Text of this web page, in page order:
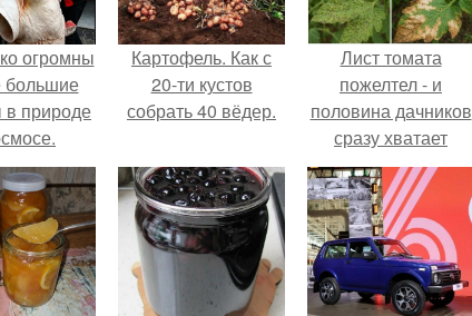
огромны
в природе
Картофель. Как с
20-ти кустов
собрать 40 вёдер.
Лист томата
пожелтел - и
половина дачников
сразу хватает
удобрение.